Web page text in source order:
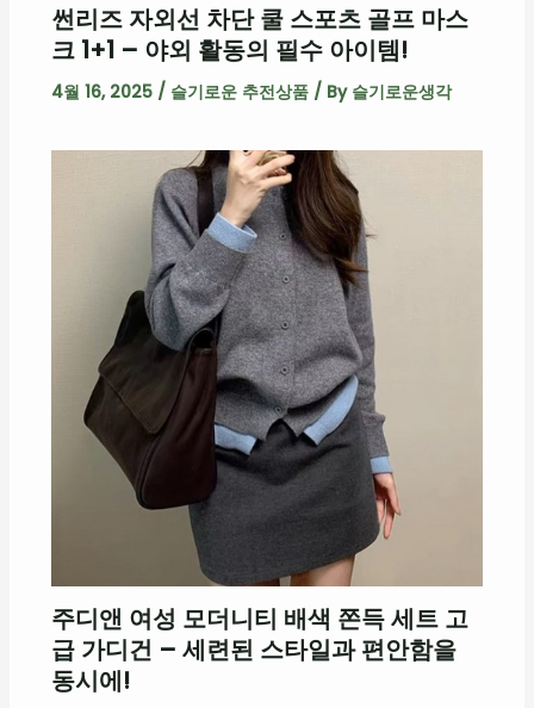
썬리즈 자외선 차단 쿨 스포츠 골프 마스
크 1+1 – 야외 활동의 필수 아이템!
4월 16, 2025 / 슬기로운 추전상품/ By 슬기로운생각
주디앤 여성 모더니티 배색 쫀득 세트 고
급 가디건 – 세련된 스타일과 편안함을
동시에!